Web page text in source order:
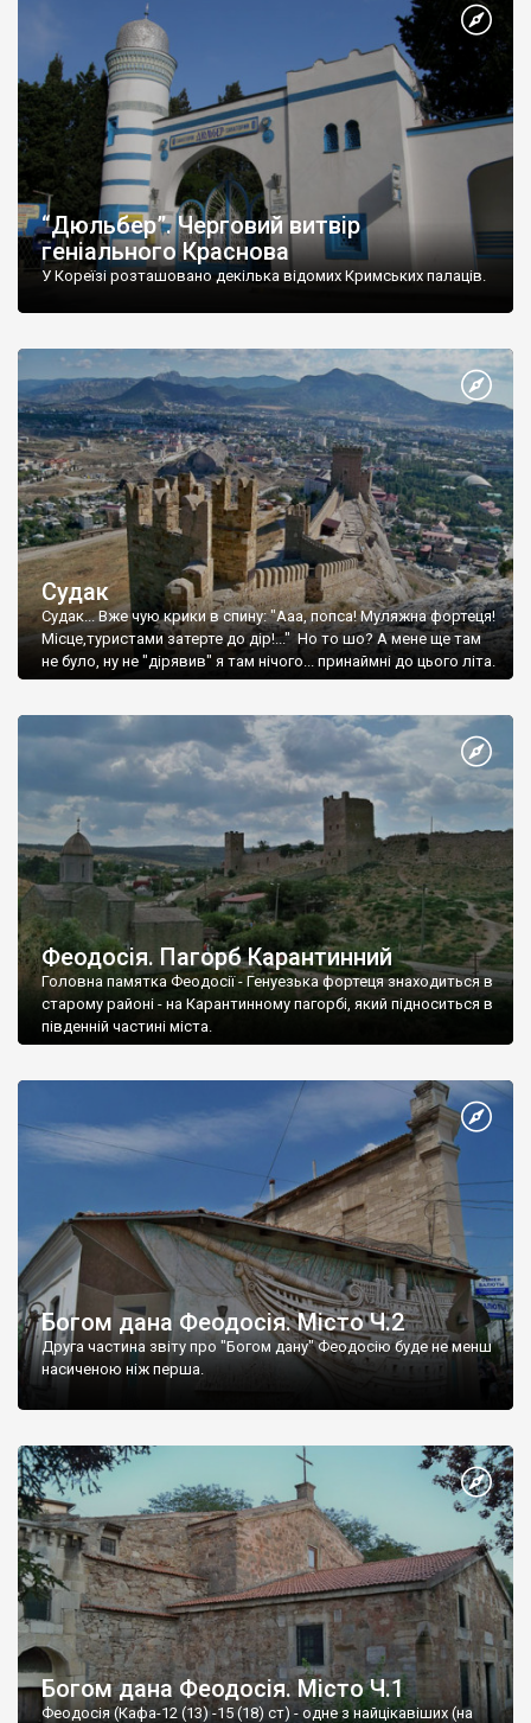
“Дюльбер”. Черговий витвір
геніального Краснова
У Кореїзі розташовано декілька відомих Кримських палаців.
Судак
Судак... Вже чую крики в спину: "Ааа, попса! Муляжна фортеця!
Місце,туристами затерте до дір!..." Но то шо? А мене ще там
не було, ну не "дірявив" я там нічого... принаймні до цього літа.
Феодосія. Пагорб Карантинний
Головна памятка Феодосії - Генуезька фортеця знаходиться в
старому районі - на Карантинному пагорбі, який підноситься в
південній частині міста.
Богом дана Феодосія. Місто Ч.2
Друга частина звіту про "Богом дану" Феодосію буде не менш
насиченою ніж перша.
Богом дана Феодосія. Місто Ч.1
Феодосія (Кафа-12 (13) -15 (18) ст) - одне з найцікавіших (на